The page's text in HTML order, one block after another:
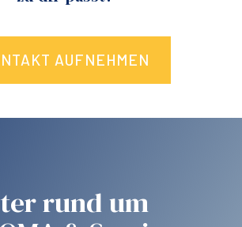
AUFNEHMEN
rund um